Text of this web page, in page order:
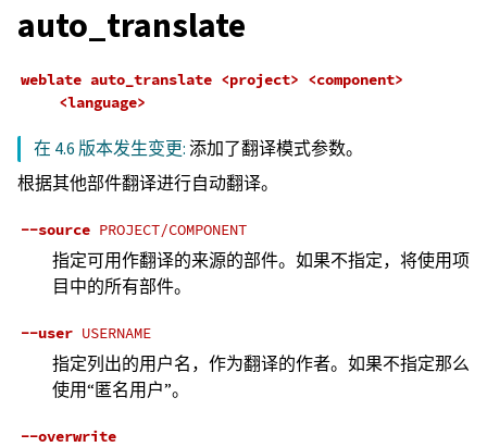
auto_translate
weblate auto_translate <project> <component>
<language>
在 4.6 版本发生变更:添加了翻译模式参数。
根据其他部件翻译进行自动翻译。
--source PROJECT/COMPONENT
指定可用作翻译的来源的部件。如果不指定，将使用项
目中的所有部件。
--user USERNAME
指定列出的用户名，作为翻译的作者。如果不指定那么
使用“匿名用户”。
--overwrite